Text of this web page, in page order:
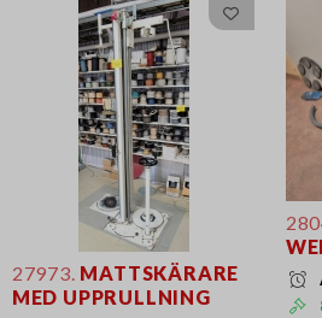
27973. MATTSKÄRARE
MED UPPRULLNING